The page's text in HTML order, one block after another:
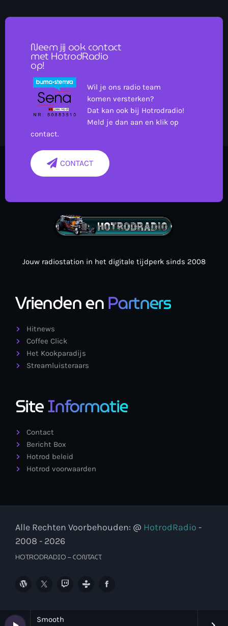
Smooth
Neem jij ook contact
met HotrodRadio
op!
Wil je ons radio team
komen versterken?
Dat kan ook bij Hotrodradio!
Meld je dan aan en klik op
contact.
CONTACT
Jouw radiostation in het digitale tijdperk sinds 2008
Vrienden enPartners
Hitnews
Coffee Click
Het Kookparadijs
Streamluisteraars
SiteInformatie
Contact
Bericht Box
Hotrod beleid
Hotrod voorwaarden
Alle Rechten Voorbehouden: @ HotrodRadio -
2008 - 2026
HOTRODRADIO – CONTACT